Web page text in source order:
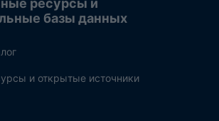
ресурсы и
базы данных
и открытые источники